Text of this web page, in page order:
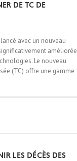
de TC de
avec un nouveau
améliorée
Le nouveau
(TC) offre une gamme
les décès des